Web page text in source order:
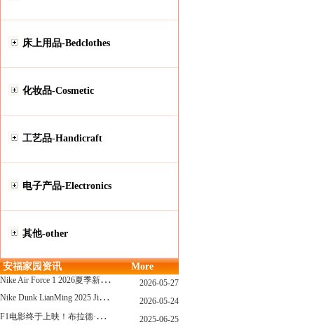
床上用品-Bedclothes
化妆品-Cosmetic
工艺品-Handicraft
电子产品-Electronics
其他-other
安福家园资讯 More
N
ike Air Force 1 2026夏季新配色惊艳登场！经典鞋型焕发新生！ 2026-05-27
N
ike Dunk LianMing 2025 JingDian XieXing ZaiCi HuiGui 2026-05-24
F
1电影终于上映！布拉德·皮特与汤姆·克鲁斯，时隔31年红毯重逢！ 2025-06-25